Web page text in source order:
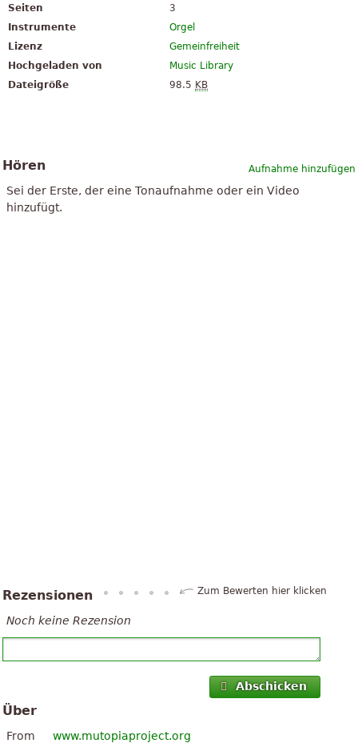
Seiten
3
Instrumente
Orgel
Lizenz
Gemeinfreiheit
Hochgeladen von
Music Library
Dateigröße
98.5 KB
Aufnahme hinzufügen
Hören
Sei der Erste, der eine Tonaufnahme oder ein Video
hinzufügt.
Rezensionen Zum Bewerten hier klicken
Noch keine Rezension
Abschicken
Über
From www.mutopiaproject.org